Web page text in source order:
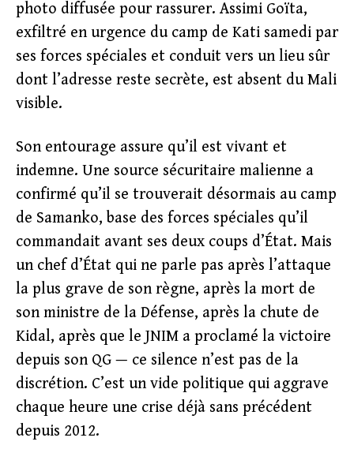
photo diffusée pour rassurer. Assimi Goïta,
exfiltré en urgence du camp de Kati samedi par
ses forces spéciales et conduit vers un lieu sûr
dont l’adresse reste secrète, est absent du Mali
visible.
Son entourage assure qu’il est vivant et
indemne. Une source sécuritaire malienne a
confirmé qu’il se trouverait désormais au camp
de Samanko, base des forces spéciales qu’il
commandait avant ses deux coups d’État. Mais
un chef d’État qui ne parle pas après l’attaque
la plus grave de son règne, après la mort de
son ministre de la Défense, après la chute de
Kidal, après que le JNIM a proclamé la victoire
depuis son QG — ce silence n’est pas de la
discrétion. C’est un vide politique qui aggrave
chaque heure une crise déjà sans précédent
depuis 2012.